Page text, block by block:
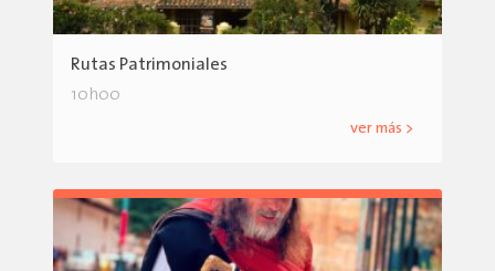
Rutas Patrimoniales
10h00
ver más >